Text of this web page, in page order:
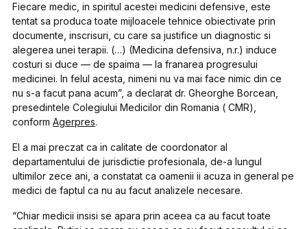
Fiecare medic, in spiritul acestei medicini defensive, este
tentat sa produca toate mijloacele tehnice obiectivate prin
documente, inscrisuri, cu care sa justifice un diagnostic si
alegerea unei terapii. (…) (Medicina defensiva, n.r.) induce
costuri si duce — de spaima — la franarea progresului
medicinei. In felul acesta, nimeni nu va mai face nimic din ce
nu s-a facut pana acum”, a declarat dr. Gheorghe Borcean,
presedintele Colegiului Medicilor din Romania ( CMR),
conformAgerpres.
El a mai preczat ca in calitate de coordonator al
departamentului de jurisdictie profesionala, de-a lungul
ultimilor zece ani, a constatat ca oamenii ii acuza in general pe
medici de faptul ca nu au facut analizele necesare.
“Chiar medicii insisi se apara prin aceea ca au facut toate